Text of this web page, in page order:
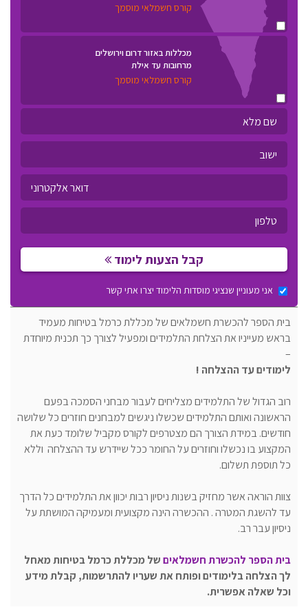
קורס חשמלאי מוסמך
מכללות באזור דרום וירושלים
מרחובות עד אילת
קורס חשמלאי מוסמך
קבל הצעות לימוד
אני מעוניין שנציגי מוסדות הלימוד יצרו אתי קשר
בית הספר להכשרת חשמלאים של מכללת כרמל בטיחות מעמיד
בראש מעייניו את הצלחת התלמידים ומפעיל לצורך כך תכנית מיוחדת
–
לימודים עד ההצלחה !
רוב הגדול של התלמידים מצליחים לעבור מבחני הסמכה בפעם
הראשונה ואותם התלמידים שכשלו ניגשים למבחנים חוזרים כל שלושה
חודשים. במידת הצורך הם מצטרפים לקורס מקביל שלומד כעת את
המקצוע בו נכשלו וחוזרים על החומר ככל שיידרש עד ההצלחה וללא
כל תוספת תשלום.
צוות הוראה אשר מחזיק בשנות ניסיון רבות יכוון את התלמידים כל הדרך
עד להשגת המטרה . ההכשרה הינה מקצועית ומעמיקה המושתת על
ניסיון עבר רב.
בית הספר להכשרת חשמלאיםשל מכללת כרמל בטיחות מאחל
לך הצלחה בלימודים ופותח את שעריו להתרשמות, קבלת מידע
וכל שאלה אפשרית.